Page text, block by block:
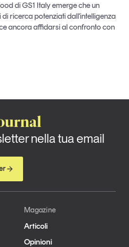
di GS1 Italy che racconta in
e le sfide del largo
di GS1 Italy emerge che un
di ricerca potenziati dall'intelligenza
ancora affidarsi al confronto con
nella tua email
Magazine
Articoli
Opinioni